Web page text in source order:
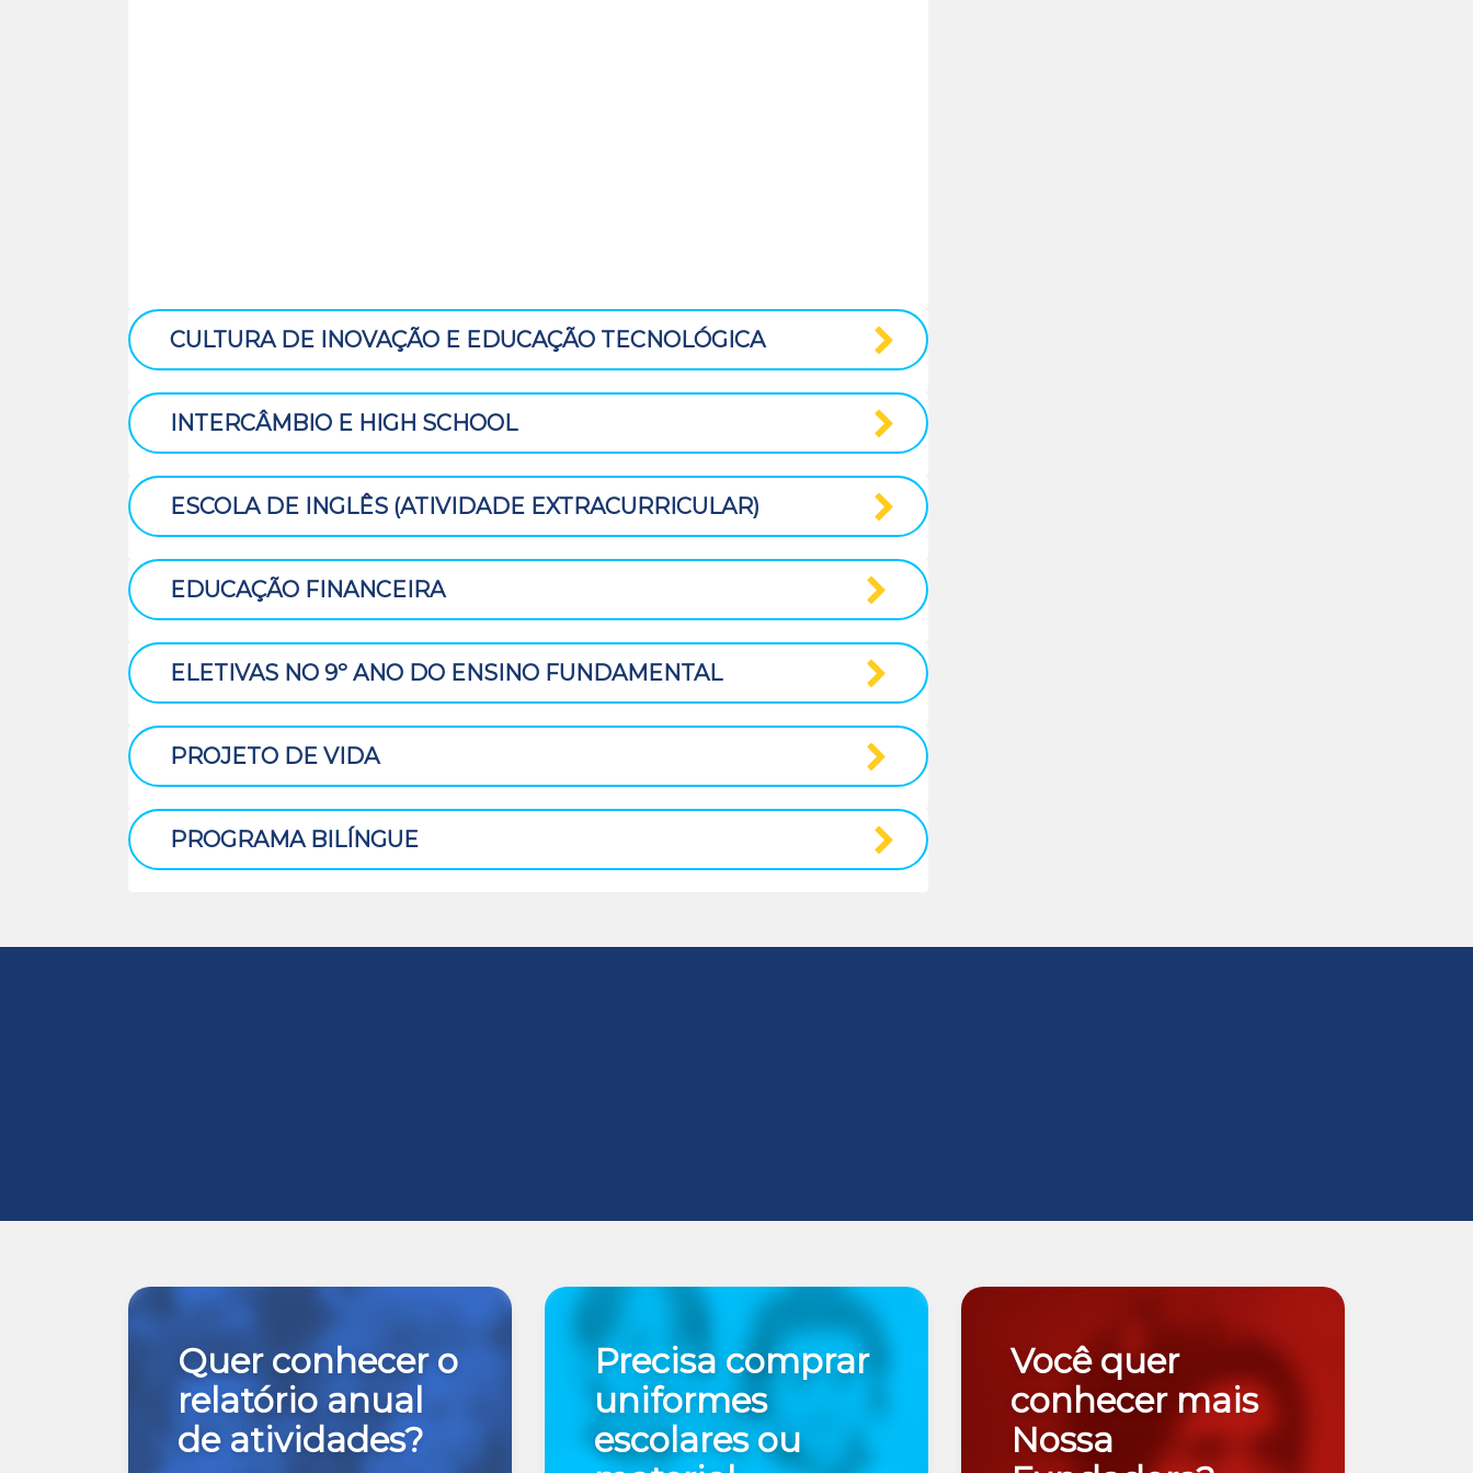
CULTURA DE INOVAÇÃO E EDUCAÇÃO TECNOLÓGICA
INTERCÂMBIO E HIGH SCHOOL
ESCOLA DE INGLÊS (ATIVIDADE EXTRACURRICULAR)
EDUCAÇÃO FINANCEIRA
ELETIVAS NO 9º ANO DO ENSINO FUNDAMENTAL
PROJETO DE VIDA
PROGRAMA BILÍNGUE
Quer conhecer o
relatório anual
de atividades?
Precisa comprar
uniformes
escolares ou
Você quer
conhecer mais
Nossa